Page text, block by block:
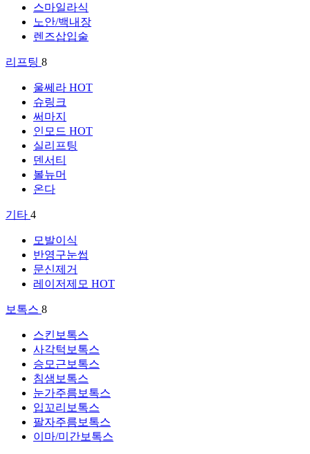
스마일라식
노안/백내장
렌즈삽입술
리프팅 8
울쎄라 HOT
슈링크
써마지
인모드 HOT
실리프팅
덴서티
볼뉴머
온다
기타 4
모발이식
반영구눈썹
문신제거
레이저제모 HOT
보톡스 8
스킨보톡스
사각턱보톡스
승모근보톡스
침샘보톡스
눈가주름보톡스
입꼬리보톡스
팔자주름보톡스
이마/미간보톡스